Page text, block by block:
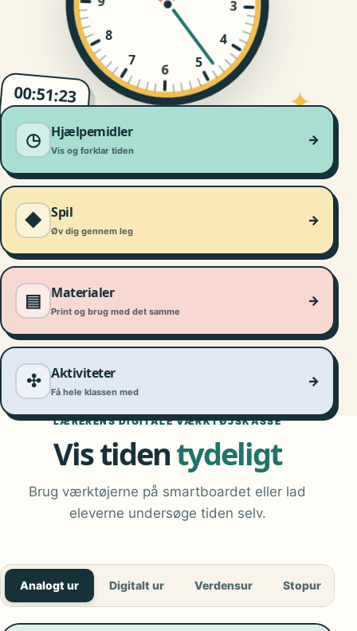
00:51:24
3
4
5
6
7
8
✦
◷ Hjælpemidler
Vis og forklar tiden
→
◆ Spil
Øv dig gennem leg
→
▤ Materialer
Print og brug med det samme
→
✣ Aktiviteter
Få hele klassen med
→
LÆRERENS DIGITALE VÆRKTØJSKASSE
Vis tidentydeligt
Brug værktøjerne på smartboardet eller lad
eleverne undersøge tiden selv.
Analogt ur Digitalt ur Verdensur Stopur